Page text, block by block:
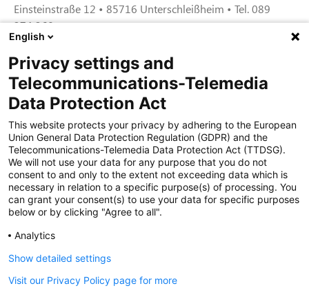
Einsteinstraße 12 • 85716 Unterschleißheim • Tel. 089
374 360
Zertifiziert für das Sicherheitsmanagem
entsystem unter TU4® durch TÜViT Essen
Zertifiziert für das QM-System nach DIN EN
ISO 9001: 2015, Reg.-Nr. 44 100 091350
durch TÜV NORD CERT
Zertifiziert für Sicherheits- und
Zertifiziert als qualifiziertes Unternehmen für
English
Privacy settings and
Telecommunications-Telemedia
Data Protection Act
This website protects your privacy by adhering to the European
Union General Data Protection Regulation (GDPR) and the
Telecommunications-Telemedia Data Protection Act (TTDSG).
We will not use your data for any purpose that you do not
consent to and only to the extent not exceeding data which is
necessary in relation to a specific purpose(s) of processing. You
can grant your consent(s) to use your data for specific purposes
below or by clicking "Agree to all".
Analytics
Show detailed settings
Visit our Privacy Policy page for more